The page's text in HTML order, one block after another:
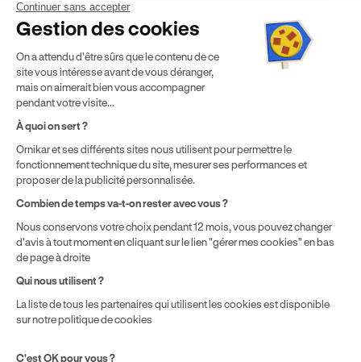
Mentions légales CGV CGU Politique de confidentialité
* Détail des conditions de nos offres
localisation géographique et du type de formules que vous
achetez comme détaillé dans nosConditions Générales de
Vente.
Continuer sans accepter
Gestion des cookies
On a attendu d'être sûrs que le contenu de ce
site vous intéresse avant de vous déranger,
mais on aimerait bien vous accompagner
pendant votre visite...
À quoi on sert ?
Ornikar et ses différents sites nous utilisent pour permettre le
fonctionnement technique du site, mesurer ses performances et
proposer de la publicité personnalisée.
Combien de temps va-t-on rester avec vous ?
Nous conservons votre choix pendant 12 mois, vous pouvez changer
d'avis à tout moment en cliquant sur le lien "gérer mes cookies" en bas
de page à droite
Qui nous utilisent ?
La liste de tous les partenaires qui utilisent les cookies est disponible
sur notre politique de cookies
C'est OK pour vous ?